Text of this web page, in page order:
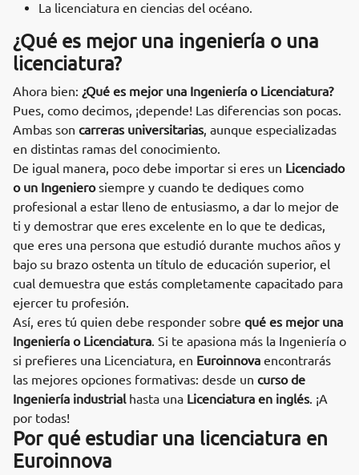
La licenciatura en ciencias del océano.
¿Qué es mejor una ingeniería o una
licenciatura?
Ahora bien: ¿Qué es mejor una Ingeniería o Licenciatura?
Pues, como decimos, ¡depende! Las diferencias son pocas.
Ambas son carreras universitarias, aunque especializadas
en distintas ramas del conocimiento.
De igual manera, poco debe importar si eres un Licenciado
o un Ingenierosiempre y cuando te dediques como
profesional a estar lleno de entusiasmo, a dar lo mejor de
ti y demostrar que eres excelente en lo que te dedicas,
que eres una persona que estudió durante muchos años y
bajo su brazo ostenta un título de educación superior, el
cual demuestra que estás completamente capacitado para
ejercer tu profesión.
Así, eres tú quien debe responder sobre qué es mejor una
Ingeniería o Licenciatura. Si te apasiona más la Ingeniería o
si prefieres una Licenciatura, en Euroinnova encontrarás
las mejores opciones formativas: desde un curso de
Ingeniería industrialhasta una Licenciatura en inglés. ¡A
por todas!
Por qué estudiar una licenciatura en
Euroinnova